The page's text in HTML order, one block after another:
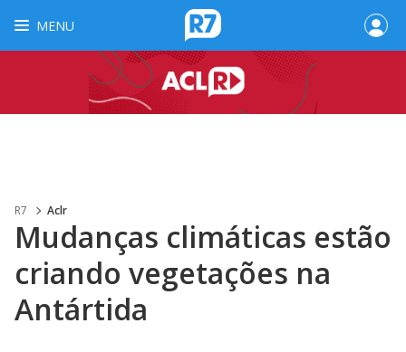
MENU
R7 Aclr
Mudanças climáticas estão
criando vegetações na
Antártida